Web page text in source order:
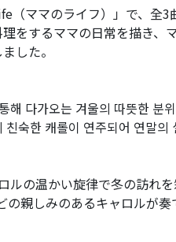
（ママのライフ）」で、全3
をするママの日常を描き、
した。
해 다가오는 겨울의 따뜻한
한 캐롤이 연주되어 연말의
ルの温かい旋律で冬の訪れ
親しみのあるキャロルが奏